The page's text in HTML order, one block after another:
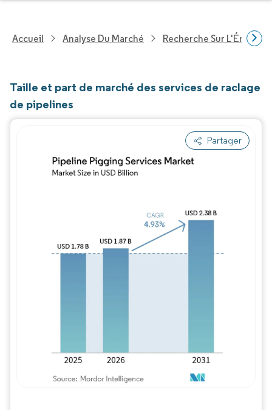
Accueil Analyse Du Marché Recherche Sur
Taille et part de marché des services de raclage
de pipelines
Partager